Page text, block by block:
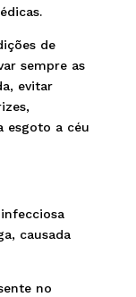
de
sempre as
evitar
esgoto a céu
causada
no